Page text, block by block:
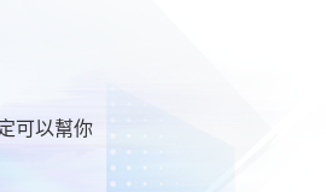
可以幫你